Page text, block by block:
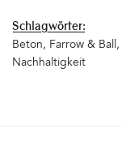
Schlagwörter:
Beton
Farrow & Ball
Nachhaltigkeit